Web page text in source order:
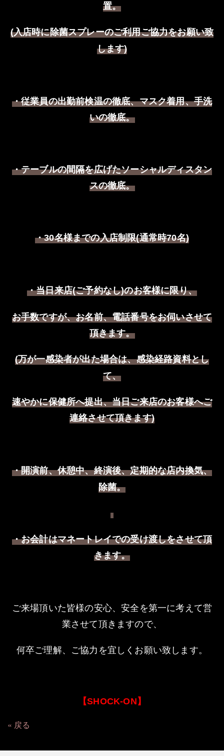
置。
(入店時に除菌スプレーのご利用ご協力をお願い致
します)
・従業員の出勤前検温の徹底、マスク着用、手洗
いの徹底。
・テーブルの間隔を広げたソーシャルディスタン
スの徹底。
・30名様までの入店制限(通常時70名)
・当日来店(ご予約なし)のお客様に限り、
お手数ですが、お名前、電話番号をお伺いさせて
頂きます。
(万が一感染者が出た場合は、感染経路資料とし
て、
速やかに保健所へ提出、当日ご来店のお客様へご
連絡させて頂きます)
・開演前、休憩中、終演後、定期的な店内換気、
除菌。
・お会計はマネートレイでの受け渡しをさせて頂
きます。
ご来場頂いた皆様の安心、安全を第一に考えて営
業させて頂きますので、
何卒ご理解、ご協力を宜しくお願い致します。
【SHOCK-ON】
戻る